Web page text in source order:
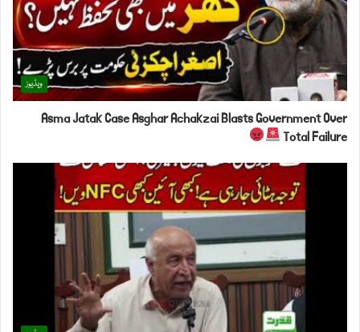
ویڈیوز
Asma Jatak Case Asghar Achakzai Blasts Government Over
Total Failure